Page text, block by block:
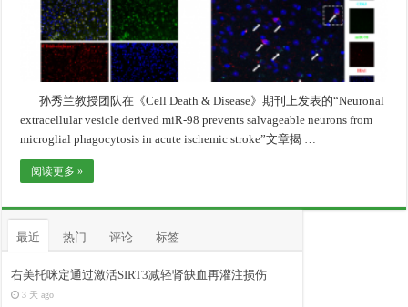
孙秀兰教授团队在《Cell Death & Disease》期刊上发表的“Neuronal
extracellular vesicle derived miR-98 prevents salvageable neurons from
microglial phagocytosis in acute ischemic stroke”文章揭 …
阅读更多 »
最近 热门 评论 标签
右美托咪定通过激活SIRT3减轻肾缺血再灌注损伤
3 天 ago